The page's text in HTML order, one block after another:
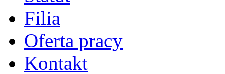
Filia
Oferta pracy
Kontakt